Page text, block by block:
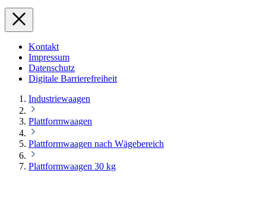
Kontakt
Impressum
Datenschutz
Digitale Barrierefreiheit
Industriewaagen
Plattformwaagen
Plattformwaagen nach Wägebereich
Plattformwaagen 30 kg